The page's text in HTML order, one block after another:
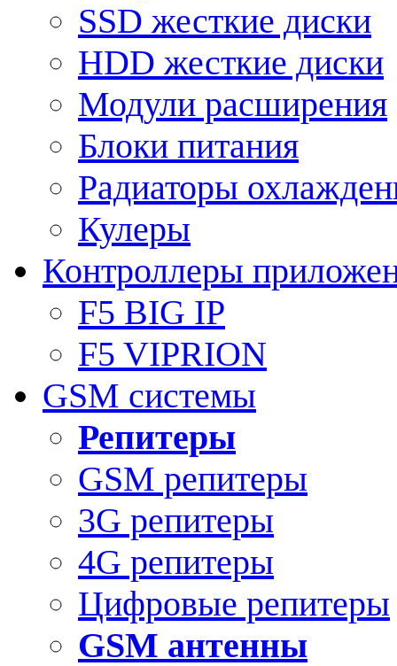
SSD жесткие диски
HDD жесткие диски
Модули расширения
Блоки питания
Радиаторы
Кулеры
Контроллеры
F5 BIG IP
F5 VIPRION
GSM системы
Репитеры
GSM репитеры
3G репитеры
4G репитеры
Цифровые репитеры
GSM антенны